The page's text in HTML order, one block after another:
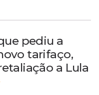
pediu a
tarifaço,
a Lula